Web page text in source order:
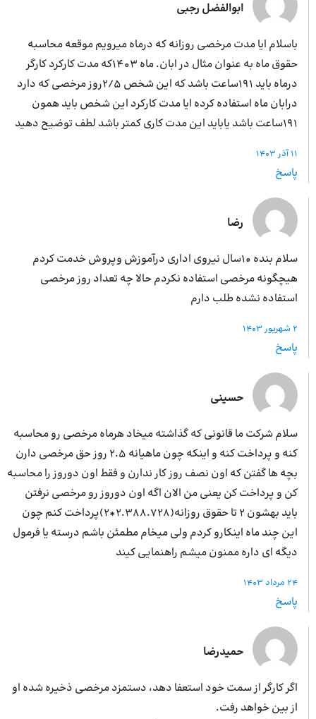
ابوالفضل رجبی
باسلام ایا مدت مرخصی روزانه که درماه میرویم موقعه محاسبه
حقوق ماه به عنوان مثال در ابان. ماه 1403که مدت کارکرد کارگر
درماه باید 191ساعت باشد که این شخص 2/5روز مرخصی که دارد
درابان ماه استفاده کرده ایا مدت کارکرد این شخص باید همون
191ساعت باشد یاباید این مدت کاری کمتر باشد لطف توضیح دهید
11 آذر 1403
پاسخ
رضا
سلام بنده 10سال نیروی اداری درآموزش وپروش خدمت کردم
هیچگونه مرخصی استفاده نکردم حالا چه تعداد روز مرخصی
استفاده نشده طلب دارم
2 شهریور 1403
پاسخ
حسینی
سلام شرکت ما قانونی که گذاشته میخاد هرماه مرخصی رو محاسبه
کنه و پرداخت کنه و اینکه چون ماهیانه 2.5 روز حق مرخصی دارن
بچه ها گفتن که اون نصف روز کار ندارن و فقط اون دوروز را محاسبه
کن و پرداخت کن یعنی من الان اگه اون دوروز رو مرخصی نرفتن
باید بهشون 2 تا حقوق روزانه(2.388.728*2)پرداخت کنم چون
این چند ماه اینکارو کردم ولی میخام مطمئن باشم درسته یا فرمول
دیگه ای داره ممنون میشم راهنمایی کیند
24 مرداد 1403
پاسخ
حمیدرضا
اگر کارگر از سمت خود استعفا دهد، دستمزد مرخصی ذخیره شده او
از بین خواهد رفت.